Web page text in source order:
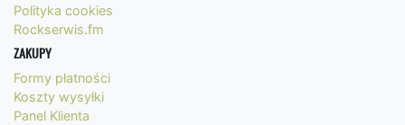
Polityka cookies
Rockserwis.fm
ZAKUPY
Formy płatności
Koszty wysyłki
Panel Klienta